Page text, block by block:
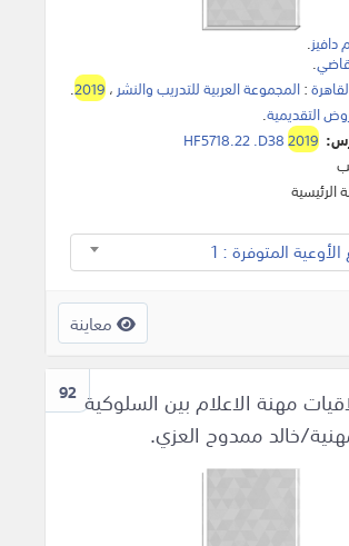
دافيز.
قاضي.
:المجموعة العربية للتدريب والنشر ،2019
.
التقديمية.
HF5718.22 .D382019
الرئيسية
المتوفرة : 1
معاينة
92 مهنة الاعلام بين السلوكية
خالد ممدوح العزي.